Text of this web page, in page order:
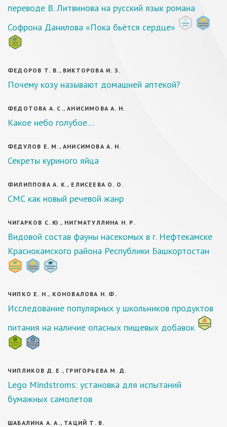
переводе В. Литвинова на русский язык романа
Софрона Данилова «Пока бьётся сердце»
ФЕДОРОВ Т. В., ВИКТОРОВА И. З.
Почему козу называют домашней аптекой?
ФЕДОТОВА А. С., АНИСИМОВА А. Н.
Какое небо голубое…
ФЕДУЛОВ Е. М., АНИСИМОВА А. Н.
Секреты куриного яйца
ФИЛИППОВА А. К., ЕЛИСЕЕВА О. О.
СМС как новый речевой жанр
ЧИГАРКОВ С. Ю., НИГМАТУЛЛИНА Н. Р.
Видовой состав фауны насекомых в г. Нефтекамске
Краснокамского района Республики Башкортостан
ЧИПКО Е. Н., КОНОВАЛОВА Н. Ф.
Исследование популярных у школьников продуктов
питания на наличие опасных пищевых добавок
ЧИПЛИКОВ Д. Е., ГРИГОРЬЕВА М. Д.
Lego Mindstroms: установка для испытаний
бумажных самолетов
ШАБАЛИНА А. А., ТАЦИЙ Т. В.